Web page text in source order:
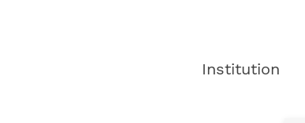
Institution